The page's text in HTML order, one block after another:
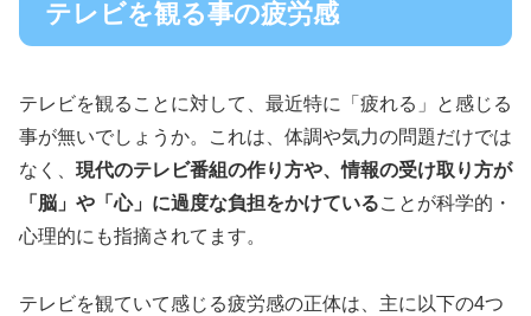
テレビを観る事の疲労感
テレビを観ることに対して、最近特に「疲れる」と感じる
事が無いでしょうか。これは、体調や気力の問題だけでは
なく、 現代のテレビ番組の作り方や、情報の受け取り方が
「脳」や「心」に過度な負担をかけていることが科学的・
心理的にも指摘されてます。
テレビを観ていて感じる疲労感の正体は、主に以下の4つ